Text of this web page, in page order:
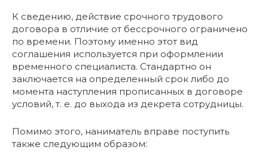
К сведению, действие срочного трудового
договора в отличие от бессрочного ограничено
по времени. Поэтому именно этот вид
соглашения используется при оформлении
временного специалиста. Стандартно он
заключается на определенный срок либо до
момента наступления прописанных в договоре
условий, т. е. до выхода из декрета сотрудницы.
Помимо этого, наниматель вправе поступить
также следующим образом: